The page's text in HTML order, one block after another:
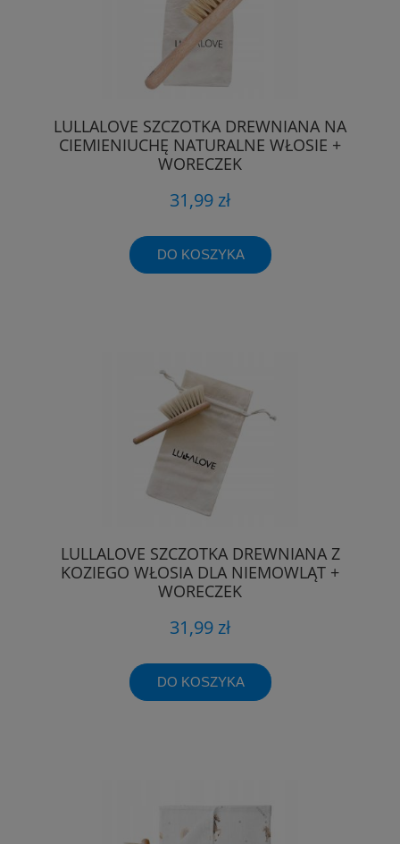
LULLALOVE SZCZOTKA DREWNIANA NA
CIEMIENIUCHĘ NATURALNE WŁOSIE +
WORECZEK
31,99 zł
DO KOSZYKA
LULLALOVE SZCZOTKA DREWNIANA Z
KOZIEGO WŁOSIA DLA NIEMOWLĄT +
WORECZEK
31,99 zł
DO KOSZYKA